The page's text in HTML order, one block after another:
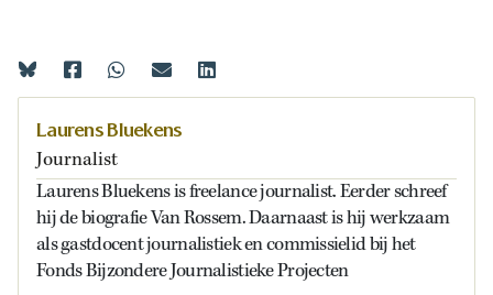
Laurens Bluekens
Journalist
Laurens Bluekens is freelance journalist. Eerder schreef
hij de biografie Van Rossem. Daarnaast is hij werkzaam
als gastdocent journalistiek en commissielid bij het
Fonds Bijzondere Journalistieke Projecten